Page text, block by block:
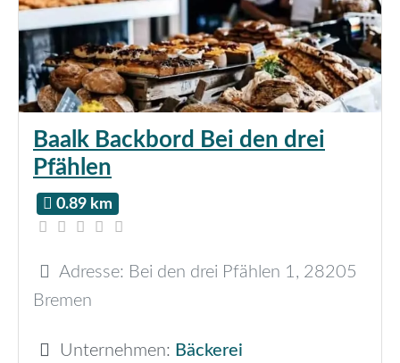
Baalk Backbord Bei den drei
Pfählen
0.89 km
Adresse: Bei den drei Pfählen 1, 28205
Bremen
Unternehmen: Bäckerei